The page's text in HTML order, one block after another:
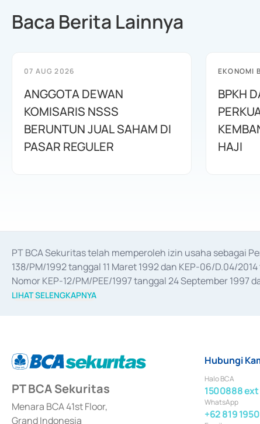
Baca Berita Lainnya
07 AUG 2026
ANGGOTA DEWAN
KOMISARIS NSSS
BERUNTUN JUAL SAHAM DI
PASAR REGULER
EKONOMI
BPKH
HAJI
PT BCA Sekuritas telah memperoleh izin usaha sebagai
138/PM/1992 tanggal 11 Maret 1992 dan KEP-06/D.04/
Nomor KEP-12/PM/PEE/1997 tanggal 24 September 1997
merger, akuisisi, divestasi, dan
LIHAT SELENGKAPNYA
PT BCA Sekuritas
Menara BCA 41st Floor,
Grand Indonesia
Hubungi
Halo BCA
1500888 ext
WhatsApp
+62 819